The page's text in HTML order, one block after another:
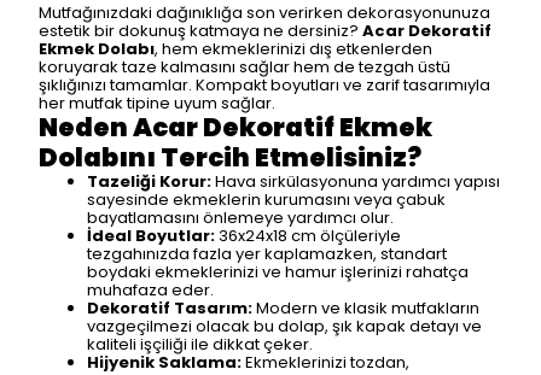
Mutfağınızdaki dağınıklığa son verirken dekorasyonunuza
estetik bir dokunuş katmaya ne dersiniz? Acar Dekoratif
Ekmek Dolabı, hem ekmeklerinizi dış etkenlerden
koruyarak taze kalmasını sağlar hem de tezgah üstü
şıklığınızı tamamlar. Kompakt boyutları ve zarif tasarımıyla
her mutfak tipine uyum sağlar.
Neden Acar Dekoratif Ekmek
Dolabını Tercih Etmelisiniz?
Tazeliği Korur:Hava sirkülasyonuna yardımcı yapısı
sayesinde ekmeklerin kurumasını veya çabuk
bayatlamasını önlemeye yardımcı olur.
İdeal Boyutlar:36x24x18 cm ölçüleriyle
tezgahınızda fazla yer kaplamazken, standart
boydaki ekmeklerinizi ve hamur işlerinizi rahatça
muhafaza eder.
Dekoratif Tasarım:Modern ve klasik mutfakların
vazgeçilmezi olacak bu dolap, şık kapak detayı ve
kaliteli işçiliği ile dikkat çeker.
Hijyenik Saklama:Ekmeklerinizi tozdan,